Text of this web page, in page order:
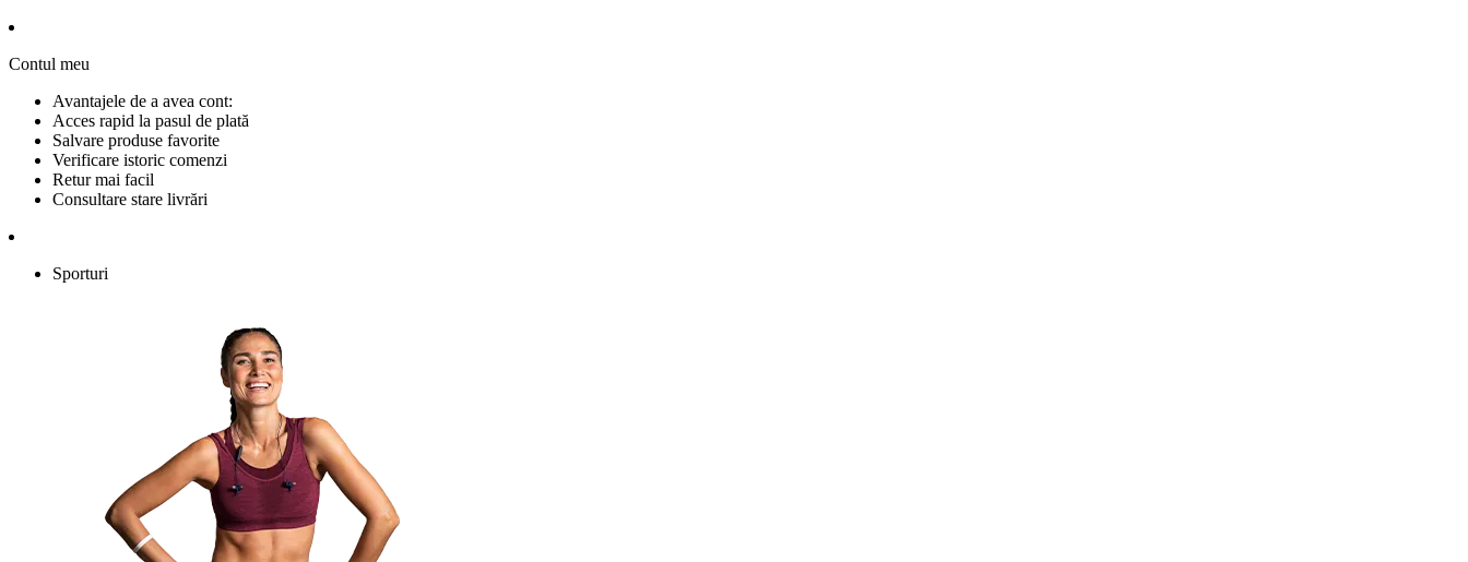
Contul meu
Avantajele de a avea cont:
Acces rapid la pasul de plată
Salvare produse favorite
Verificare istoric comenzi
Retur mai facil
Consultare stare livrări
Sporturi